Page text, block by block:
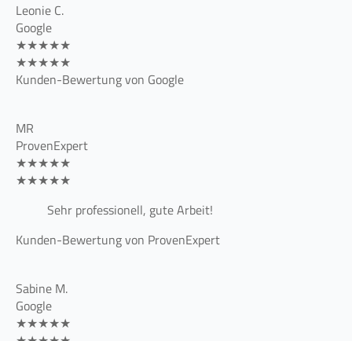
Leonie C.
Google
★★★★★
★★★★★
Kunden-Bewertung von Google
MR
ProvenExpert
★★★★★
★★★★★
Sehr professionell, gute Arbeit!
Kunden-Bewertung von ProvenExpert
Sabine M.
Google
★★★★★